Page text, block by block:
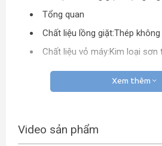
Tổng quan
Chất liệu lồng giặt:Thép
Chất liệu vỏ máy:Kim loại sơn
Chất liệu nắp máy:Kính chịu
Bảng điều khiển:
Tiếng Việt
Kích thước – Khối lượng:
Xem thêm
Video sản phẩm